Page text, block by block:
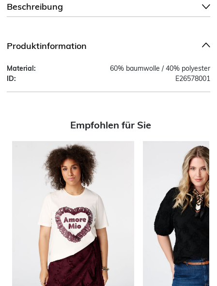
Beschreibung
Produktinformation
Material:
60% baumwolle / 40% polyester
ID:
E26578001
Empfohlen für Sie